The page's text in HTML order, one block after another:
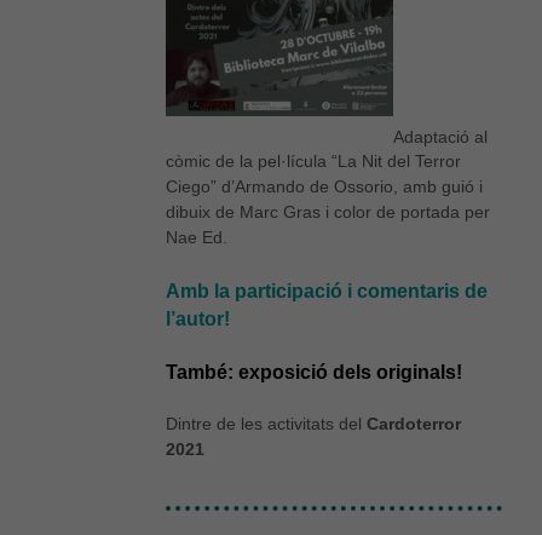
Adaptació al
còmic de la pel·lícula “La Nit del Terror
Ciego” d’Armando de Ossorio, amb guió i
dibuix de Marc Gras i color de portada per
Nae Ed.
Amb la participació i comentaris de
l’autor!
També: exposició dels originals!
Dintre de les activitats delCardoterror
2021